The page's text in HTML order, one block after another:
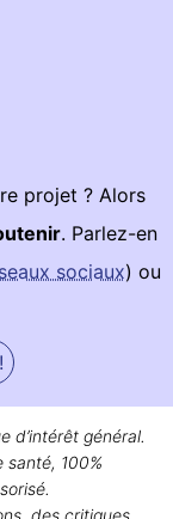
projet ? Alors
. Parlez-en
sociaux) ou
d’intérêt général.
santé, 100%
des critiques,